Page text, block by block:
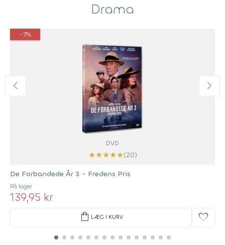
Drama
-7%
DVD
★★★★★(20)
De Forbandede År 3 - Fredens Pris
På lager
139,95 kr
shopping_bag LÆG I KURV favorite